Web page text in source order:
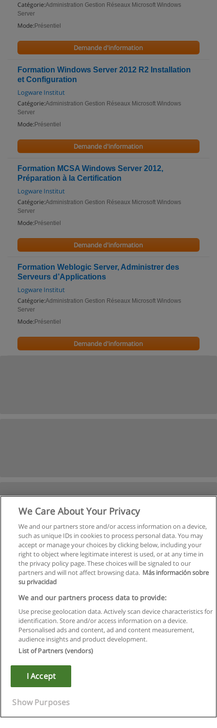
Catégorie:Administration Gestion Réseaux Microsoft Windows
Server
Mode: Présentiel
Demande d'information
Formation Windows Server 2012 R2 Installation
et Configuration
Logware Institut
Catégorie:Administration Gestion Réseaux Microsoft Windows
Server
Mode: Présentiel
Demande d'information
Formation MCSA Windows Server 2012,
Préparation à la Certification
Logware Institut
Catégorie:Administration Gestion Réseaux Microsoft Windows
Server
Mode: Présentiel
Demande d'information
Formation Weblogic Server, Administrer des
Serveurs d’Applications
Logware Institut
Catégorie:Administration Gestion Réseaux Microsoft Windows
Server
Mode: Présentiel
Demande d'information
Suivant
de3
Règles d'utilisation
Confidentialité des données
Copyright © Educaedu Business S.L. - CIF : B-95610580: -
We Care About Your Privacy
We and our partners store and/or access information on a device,
such as unique IDs in cookies to process personal data. You may
accept or manage your choices by clicking below, including your
right to object where legitimate interest is used, or at any time in
the privacy policy page. These choices will be signaled to our
partners and will not affect browsing data. Más información sobre
su privacidad
We and our partners process data to provide:
Use precise geolocation data. Actively scan device characteristics for
identification. Store and/or access information on a device.
Personalised ads and content, ad and content measurement,
audience insights and product development.
List of Partners (vendors)
I Accept
Show Purposes